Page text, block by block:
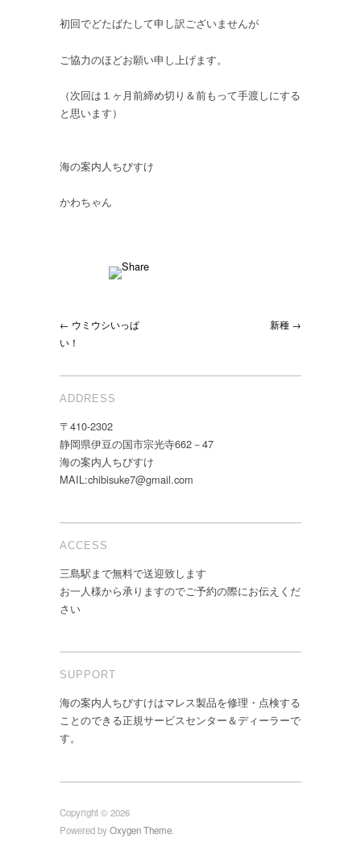
初回でどたばたして申し訳ございませんが
ご協力のほどお願い申し上げます。
（次回は１ヶ月前締め切り＆前もって手渡しにする
と思います）
海の案内人ちびすけ
かわちゃん
← ウミウシいっぱ
い！
新種 →
ADDRESS
〒410-2302
静岡県伊豆の国市宗光寺662－47
海の案内人ちびすけ
MAIL:chibisuke7@gmail.com
ACCESS
三島駅まで無料で送迎致します
お一人様から承りますのでご予約の際にお伝えくだ
さい
SUPPORT
海の案内人ちびすけはマレス製品を修理・点検する
ことのできる正規サービスセンター＆ディーラーで
す。
Copyright © 2026
Powered byOxygen Theme